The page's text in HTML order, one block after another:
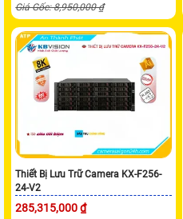
Giá Gốc: 8,950,000 ₫
Thiết Bị Lưu Trữ Camera KX-F256-
24-V2
285,315,000 ₫